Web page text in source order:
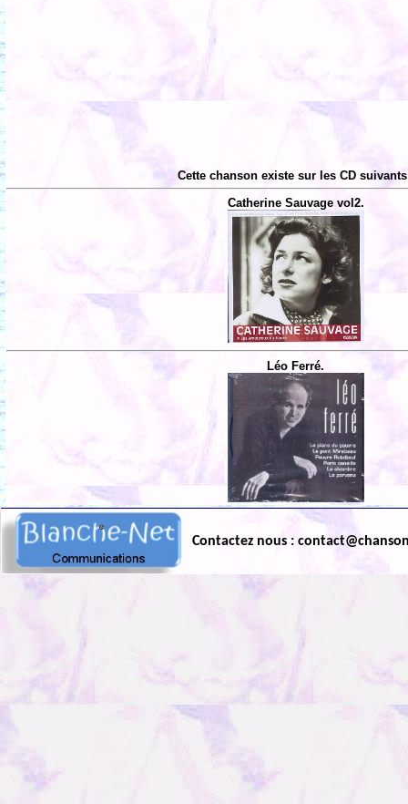
Cette chanson existe sur les CD
Catherine Sauvage vol2.
Léo Ferré.
Contactez nous :